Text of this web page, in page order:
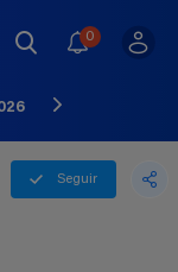
0
Seguir